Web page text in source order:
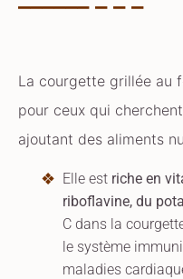
La courgette grillée au
pour ceux qui
ajoutant des aliments
Elle est riche en
riboflavine, du
C dans la
le système
maladies